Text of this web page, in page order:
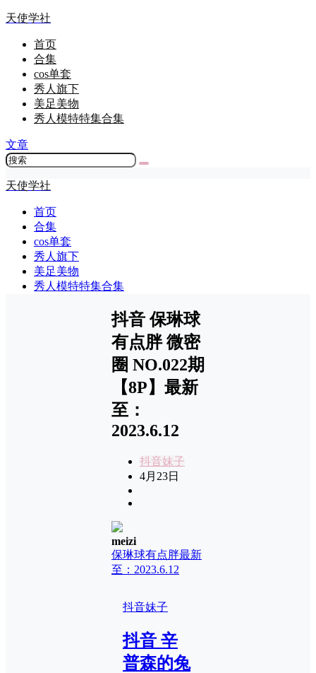
天使学社
首页
合集
cos单套
秀人旗下
美足美物
秀人模特特集合集
文章
天使学社
首页
合集
cos单套
秀人旗下
美足美物
秀人模特特集合集
抖音 保琳球
有点胖 微密
圈 NO.022期
【8P】最新
至：
2023.6.12
抖音妹子
4月23日
meizi
保琳球有点胖最新
至：2023.6.12
抖音妹子
抖音 辛
普森的兔